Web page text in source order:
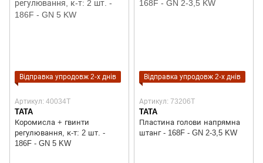
Відправка упродовж 2-х днів
Артикул: 40034T
TATA
Коромисла + гвинти
регулювання, к-т: 2 шт. -
186F - GN 5 KW
Відправка упродовж 2-х днів
Артикул: 73206T
TATA
Пластина голови напрямна
штанг - 168F - GN 2-3,5 KW